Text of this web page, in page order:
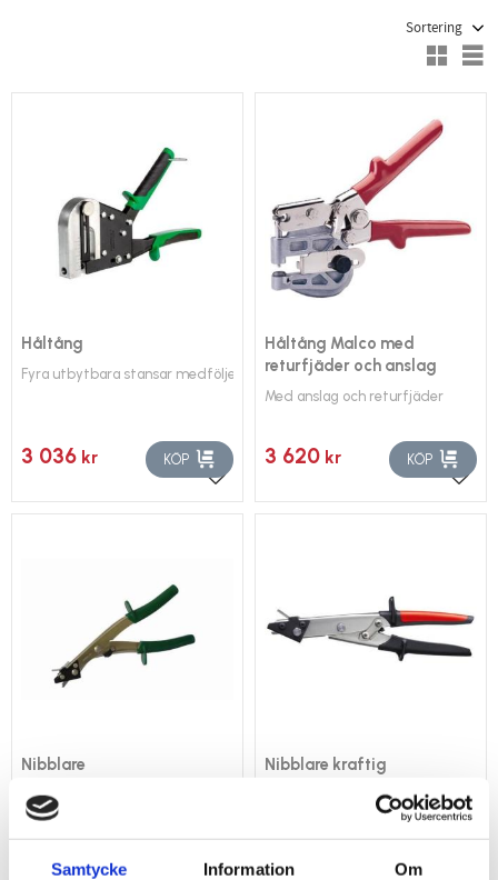
Samtycke Information Om
Håltång
Fyra utbytbara stansar medföljer
3 036 kr
Lägg till i favoriter
KÖP
Håltång Malco med
returfjäder och anslag
Med anslag och returfjäder
3 620 kr
KÖP
Nibblare
För plan och profilerad plåt
Nibblare kraftig